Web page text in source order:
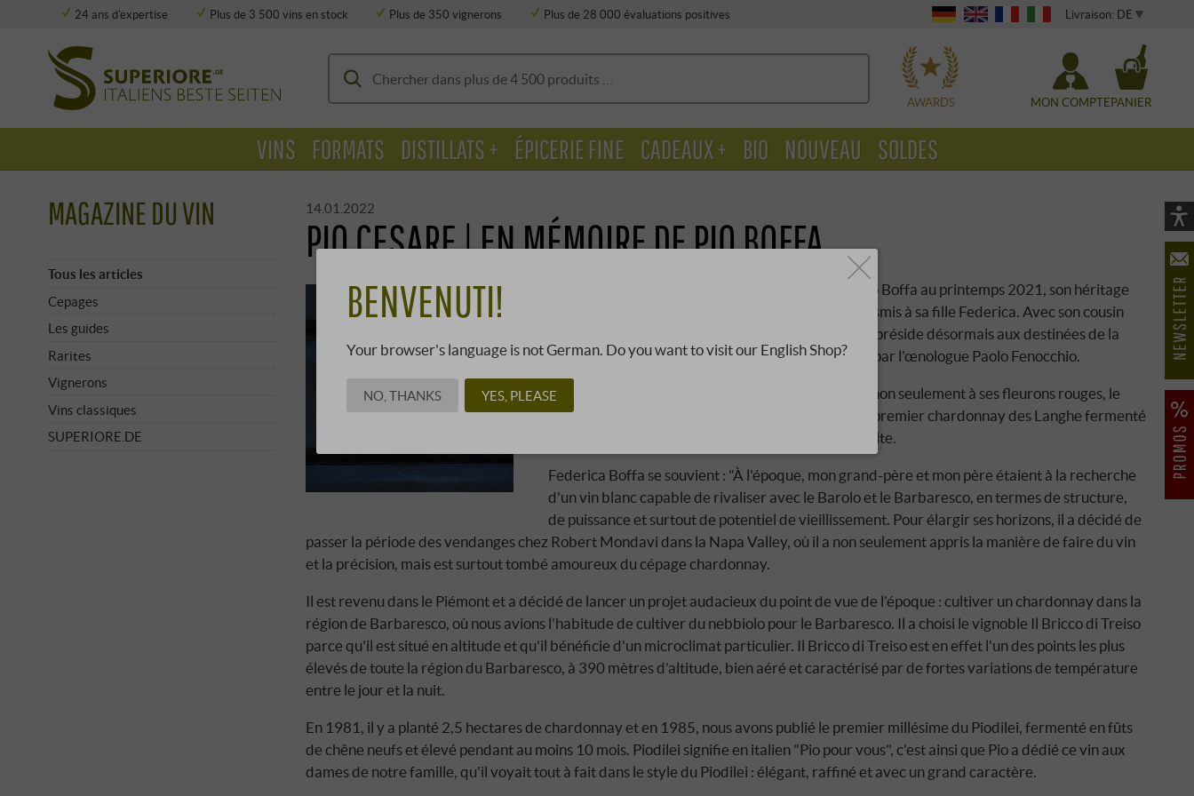
24 ans d'expertise Plus de 3 500 vins en stock Plus de 350 vignerons
Plus de 28 000 évaluations positives
WÄHLEN Livraison: DE
AWARDS MON COMPTEPANIER
14.01.2022
PIO CESARE | EN MÉMOIRE DE PIO BOFFA
Depuis la mort soudaine et bien trop précoce de Pio Boffa au printemps 2021, son héritage
de plus de 40 ans de travail enthousiaste a été transmis à sa fille Federica. Avec son cousin
Cesare Benvenuto et son oncle Augusto Boffa, elle préside désormais aux destinées de la
cave vieille de 140 ans. Le triumvirat est complété par l'œnologue Paolo Fenocchio.
Pio Boffa a toujours accordé une grande attention non seulement à ses fleurons rouges, le
Barbaresco et le Barolo, mais aussi au "Piodilei", le premier chardonnay des Langhe fermenté
et vieilli sous bois, qui jouit désormais d'un statut culte.
Federica Boffa se souvient : "À l'époque, mon grand-père et mon père étaient à la recherche
d'un vin blanc capable de rivaliser avec le Barolo et le Barbaresco, en termes de structure,
de puissance et surtout de potentiel de vieillissement. Pour élargir ses horizons, il a décidé de
passer la période des vendanges chez Robert Mondavi dans la Napa Valley, où il a non seulement appris la manière de faire du vin
et la précision, mais est surtout tombé amoureux du cépage chardonnay.
Il est revenu dans le Piémont et a décidé de lancer un projet audacieux du point de vue de l'époque : cultiver un chardonnay dans la
région de Barbaresco, où nous avions l'habitude de cultiver du nebbiolo pour le Barbaresco. Il a choisi le vignoble Il Bricco di Treiso
parce qu'il est situé en altitude et qu'il bénéficie d'un microclimat particulier. Il Bricco di Treiso est en effet l'un des points les plus
élevés de toute la région du Barbaresco, à 390 mètres d'altitude, bien aéré et caractérisé par de fortes variations de température
entre le jour et la nuit.
En 1981, il y a planté 2,5 hectares de chardonnay et en 1985, nous avons publié le premier millésime du Piodilei, fermenté en fûts
de chêne neufs et élevé pendant au moins 10 mois. Piodilei signifie en italien "Pio pour vous", c'est ainsi que Pio a dédié ce vin aux
dames de notre famille, qu'il voyait tout à fait dans le style du Piodilei : élégant, raffiné et avec un grand caractère.
MAGAZINE DU VIN
Tous les articles
Cepages
Les guides
Rarites
Vignerons
Vins classiques
SUPERIORE.DE
VINS FORMATS DISTILLATS + ÉPICERIE FINE CADEAUX + BIO NOUVEAU SOLDES
BENVENUTI!
Your browser's language is not German. Do you want to visit our English Shop?
NO, THANKS YES, PLEASE